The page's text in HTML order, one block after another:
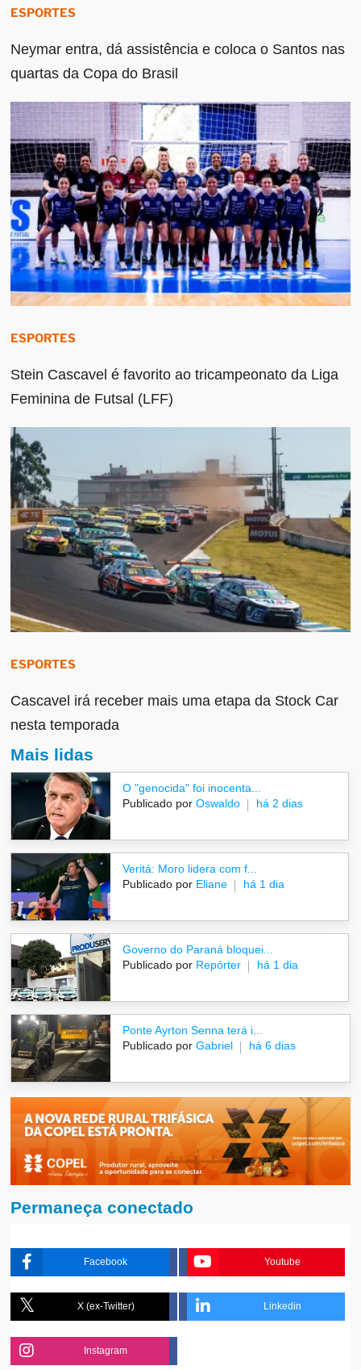
ESPORTES
Neymar entra, dá assistência e coloca o Santos nas
quartas da Copa do Brasil
ESPORTES
Stein Cascavel é favorito ao tricampeonato da Liga
Feminina de Futsal (LFF)
ESPORTES
Cascavel irá receber mais uma etapa da Stock Car
nesta temporada
Mais lidas
O "genocida" foi inocenta...
Publicado por Oswaldo há 2 dias
Veritá: Moro lidera com f...
Publicado por Eliane há 1 dia
Governo do Paraná bloquei...
Publicado por Repórter há 1 dia
Ponte Ayrton Senna terá i...
Publicado por Gabriel há 6 dias
Permaneça conectado
Facebook Youtube
X (ex-Twitter) Linkedin
Instagram